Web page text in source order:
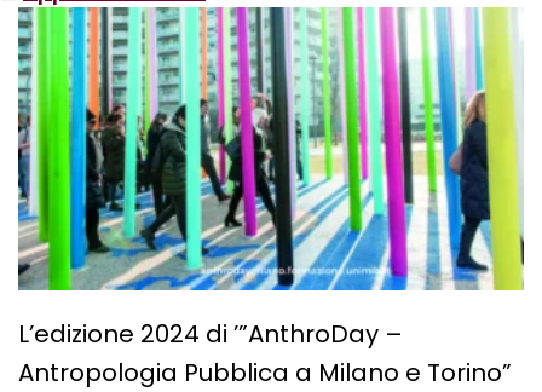
L’edizione 2024 di ’”AnthroDay –
Antropologia Pubblica a Milano e Torino”